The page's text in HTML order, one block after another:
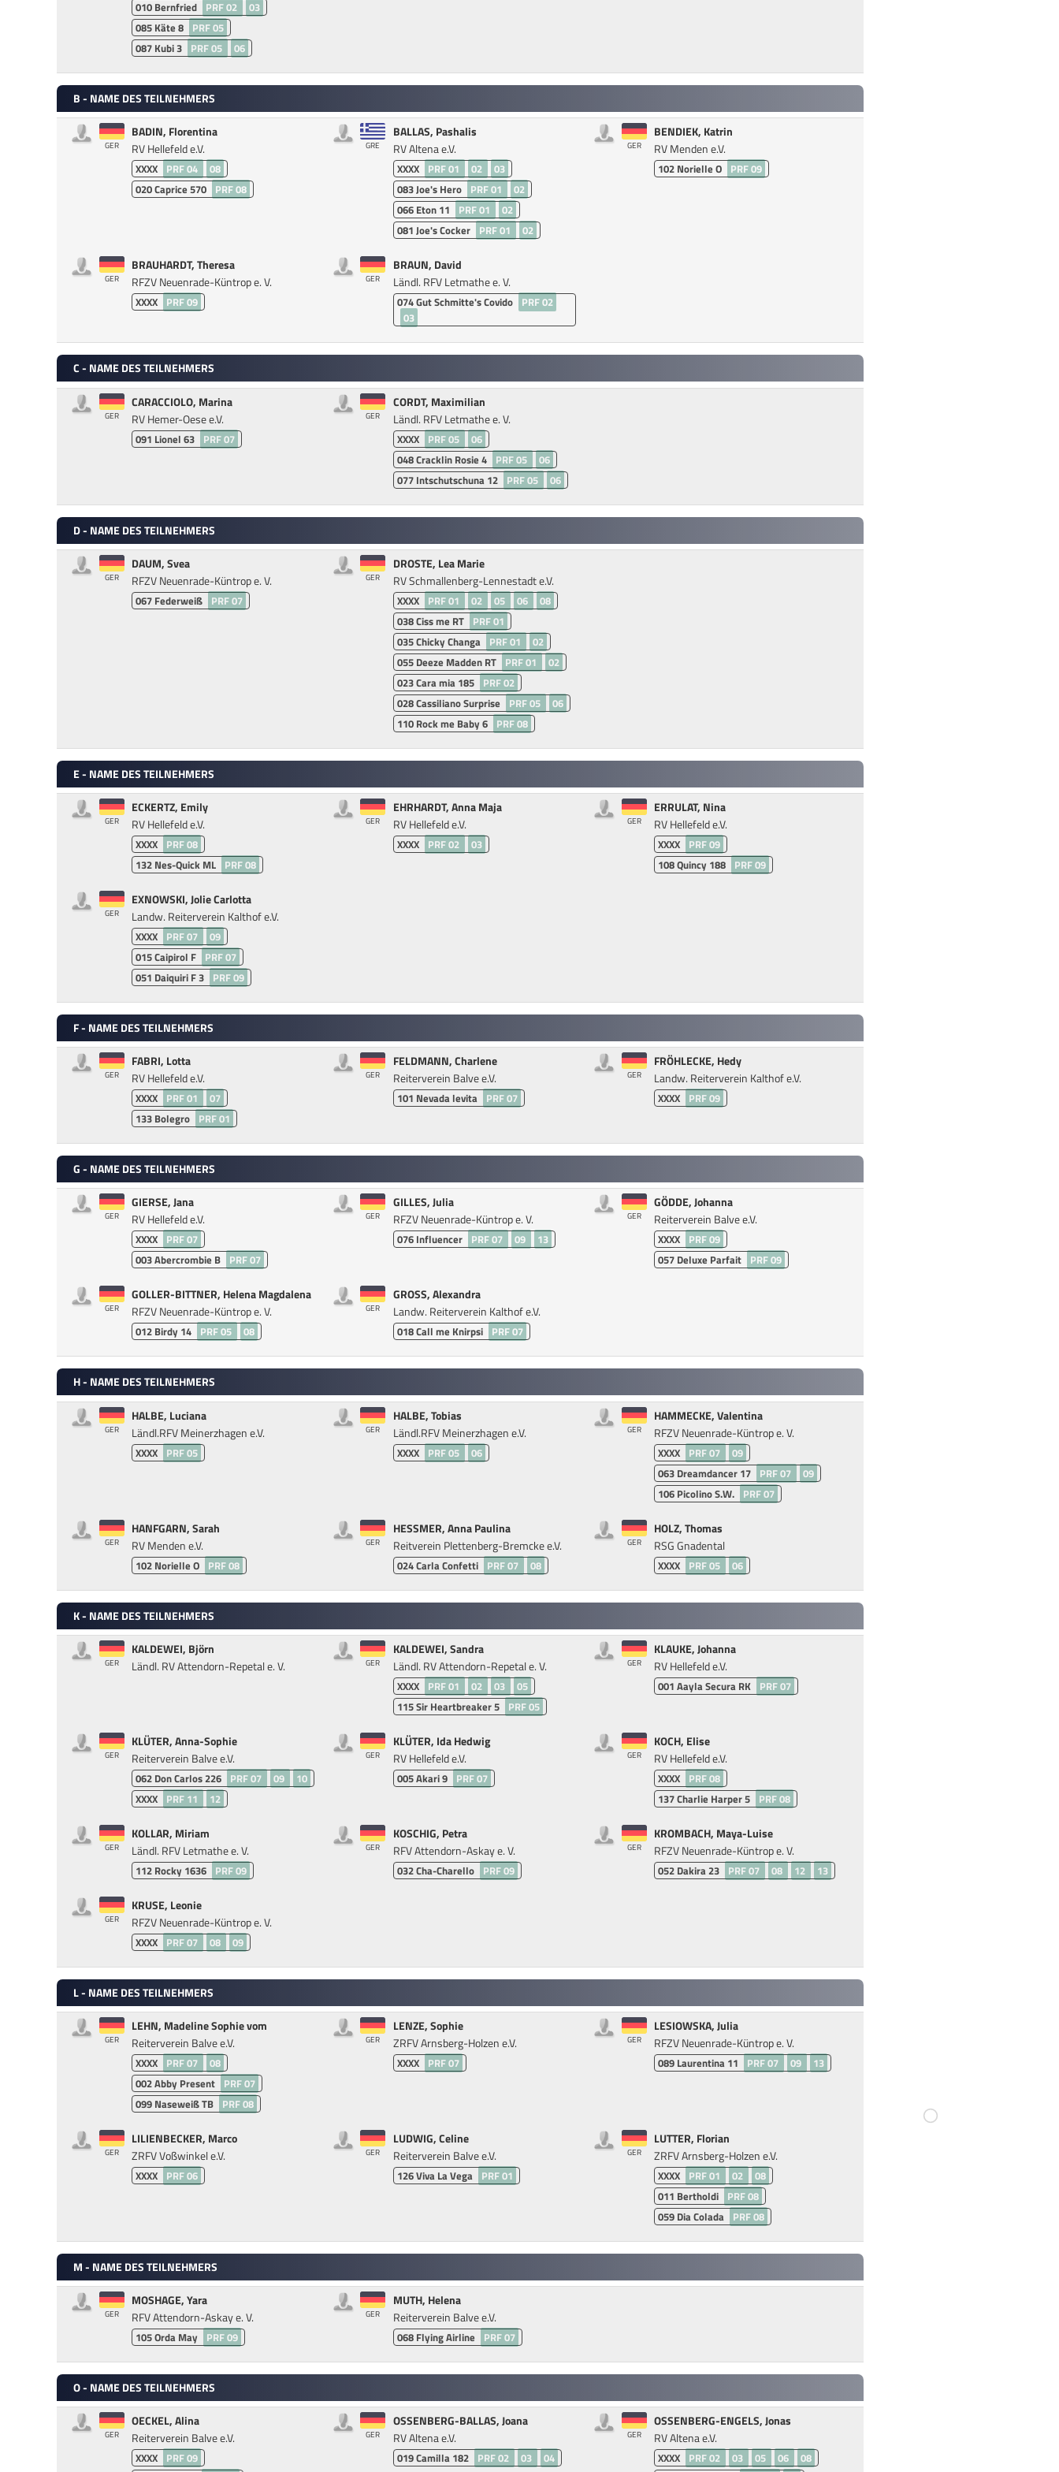
010 Bernfried PRF 02
03
085 Käte 8 PRF 05
087 Kubi 3 PRF 05 06
B - NAME DES TEILNEHMERS
GER
BADIN, Florentina
RV Hellefeld e.V.
XXXX PRF 04
08
020Caprice 570 PRF 08
GRE
BALLAS, Pashalis
RV Altena e.V.
XXXX PRF 01 02
03
083Joe's Hero PRF 01
02
066 Eton 11 PRF 01
02
081 Joe's Cocker PRF 01 02
GER
BENDIEK, Katrin
RV Menden e.V.
102 Norielle O PRF 09
GER
BRAUHARDT, Theresa
RFZV Neuenrade-Küntrop e. V.
XXXX PRF 09
GER
BRAUN, David
Ländl. RFV Letmathe e. V.
074Gut Schmitte's Covido
PRF 02
03
C - NAME DES TEILNEHMERS
GER
CARACCIOLO, Marina
RV Hemer-Oese e.V.
091 Lionel 63 PRF 07
GER
CORDT, Maximilian
Ländl. RFV Letmathe e. V.
XXXX PRF 05
06
048Cracklin Rosie 4 PRF 05
06
077 Intschutschuna 12 PRF 05 06
D - NAME DES TEILNEHMERS
GER
DAUM, Svea
RFZV Neuenrade-Küntrop e. V.
067 Federweiß PRF 07
GER
DROSTE, Lea Marie
RV Schmallenberg-Lennestadt e.V.
XXXX PRF 01 02 05 06
08
038Ciss me RT
PRF 01
035Chicky Changa PRF 01
02
055 Deeze Madden RT PRF 01
02
023Cara mia 185
PRF 02
028Cassiliano Surprise PRF 05
06
110 Rock me Baby 6 PRF 08
E - NAME DES TEILNEHMERS
GER
ECKERTZ, Emily
RV Hellefeld e.V.
XXXX PRF 08
132 Nes-Quick ML PRF 08
GER
EHRHARDT, Anna Maja
RV Hellefeld e.V.
XXXX PRF 02 03
GER
ERRULAT, Nina
RV Hellefeld e.V.
XXXX PRF 09
108Quincy 188 PRF 09
GER
EXNOWSKI, Jolie Carlotta
Landw. Reiterverein Kalthof e.V.
XXXX PRF 07
09
015Caipirol F PRF 07
051 Daiquiri F 3 PRF 09
F - NAME DES TEILNEHMERS
GER
FABRI, Lotta
RV Hellefeld e.V.
XXXX PRF 01
07
133 Bolegro PRF 01
GER
FELDMANN, Charlene
Reiterverein Balve e.V.
101 Nevada levita PRF 07
GER
FRÖHLECKE, Hedy
Landw. Reiterverein Kalthof e.V.
XXXX PRF 09
G - NAME DES TEILNEHMERS
GER
GIERSE, Jana
RV Hellefeld e.V.
XXXX PRF 07
003Abercrombie B PRF 07
GER
GILLES, Julia
RFZV Neuenrade-Küntrop e. V.
076 Influencer PRF 07 09 13
GER
GÖDDE, Johanna
Reiterverein Balve e.V.
XXXX PRF 09
057 Deluxe Parfait PRF 09
GER
GOLLER-BITTNER, Helena Magdalena
RFZV Neuenrade-Küntrop e. V.
012 Birdy 14 PRF 05 08
GER
GROSS, Alexandra
Landw. Reiterverein Kalthof e.V.
018Call me Knirpsi PRF 07
H - NAME DES TEILNEHMERS
GER
HALBE, Luciana
Ländl.RFV Meinerzhagen e.V.
XXXX PRF 05
GER
HALBE, Tobias
Ländl.RFV Meinerzhagen e.V.
XXXX PRF 05 06
GER
HAMMECKE, Valentina
RFZV Neuenrade-Küntrop e. V.
XXXX PRF 07
09
063 Dreamdancer 17 PRF 07
09
106 Picolino S.W. PRF 07
GER
HANFGARN, Sarah
RV Menden e.V.
102 Norielle O PRF 08
GER
HESSMER, Anna Paulina
Reitverein Plettenberg-Bremcke e.V.
024Carla Confetti PRF 07 08
GER
HOLZ, Thomas
RSG Gnadental
XXXX PRF 05 06
K - NAME DES TEILNEHMERS
GER
KALDEWEI, Björn
Ländl. RV Attendorn-Repetal e. V.
GER
KALDEWEI, Sandra
Ländl. RV Attendorn-Repetal e. V.
XXXX PRF 01 02 03
05
115Sir Heartbreaker 5 PRF 05
GER
KLAUKE, Johanna
RV Hellefeld e.V.
001 Aayla Secura RK PRF 07
GER
KLÜTER, Anna-Sophie
Reiterverein Balve e.V.
062 Don Carlos 226 PRF 07 09
10
XXXX PRF 11 12
GER
KLÜTER, Ida Hedwig
RV Hellefeld e.V.
005Akari 9 PRF 07
GER
KOCH, Elise
RV Hellefeld e.V.
XXXX PRF 08
137Charlie Harper 5 PRF 08
GER
KOLLAR, Miriam
Ländl. RFV Letmathe e. V.
112 Rocky 1636 PRF 09
GER
KOSCHIG, Petra
RFV Attendorn-Askay e. V.
032Cha-Charello PRF 09
GER
KROMBACH, Maya-Luise
RFZV Neuenrade-Küntrop e. V.
052 Dakira 23 PRF 07 08 12 13
GER
KRUSE, Leonie
RFZV Neuenrade-Küntrop e. V.
XXXX PRF 07 08 09
L - NAME DES TEILNEHMERS
GER
LEHN, Madeline Sophie vom
Reiterverein Balve e.V.
XXXX PRF 07
08
002Abby Present PRF 07
099 Naseweiß TB PRF 08
GER
LENZE, Sophie
ZRFV Arnsberg-Holzen e.V.
XXXX PRF 07
GER
LESIOWSKA, Julia
RFZV Neuenrade-Küntrop e. V.
089 Laurentina 11 PRF 07 09 13
GER
LILIENBECKER, Marco
ZRFV Voßwinkel e.V.
XXXX PRF 06
GER
LUDWIG, Celine
Reiterverein Balve e.V.
126Viva La Vega PRF 01
GER
LUTTER, Florian
ZRFV Arnsberg-Holzen e.V.
XXXX PRF 01 02
08
011 Bertholdi
PRF 08
059 Dia Colada PRF 08
M - NAME DES TEILNEHMERS
GER
MOSHAGE, Yara
RFV Attendorn-Askay e. V.
105Orda May PRF 09
GER
MUTH, Helena
Reiterverein Balve e.V.
068 Flying Airline PRF 07
O - NAME DES TEILNEHMERS
GER
OECKEL, Alina
Reiterverein Balve e.V.
XXXX PRF 09
GER
OSSENBERG-BALLAS, Joana
RV Altena e.V.
019Camilla 182 PRF 02 03 04
GER
OSSENBERG-ENGELS, Jonas
RV Altena e.V.
XXXX PRF 02 03 05 06
08